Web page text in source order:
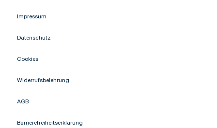
Impressum
Datenschutz
Cookies
Widerrufsbelehrung
AGB
Barrierefreiheitserklärung